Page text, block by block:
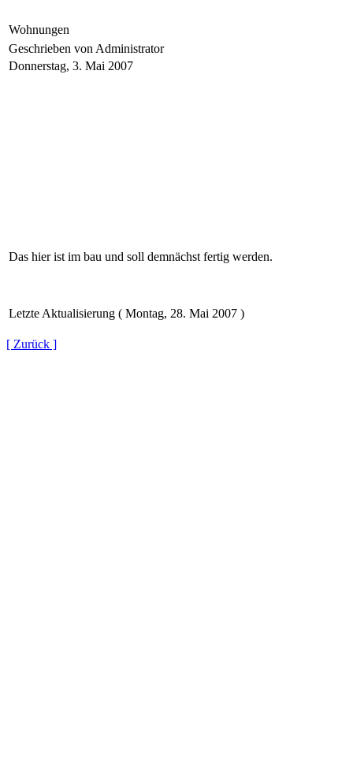
Wohnungen
Geschrieben von Administrator
Donnerstag, 3. Mai 2007
Das hier ist im bau und soll demnächst fertig werden.
Letzte Aktualisierung ( Montag, 28. Mai 2007 )
[ Zurück ]